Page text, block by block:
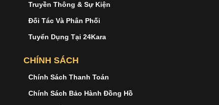
Truyền Thông & Sự Kiện
Đối Tác Và Phân Phối
Tuyển Dụng Tại 24Kara
CHÍNH SÁCH
Chính Sách Thanh Toán
Chính Sách Bảo Hành Đồng Hồ